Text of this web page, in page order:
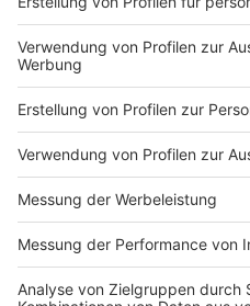
Impressum
Nutzungsbedingungen